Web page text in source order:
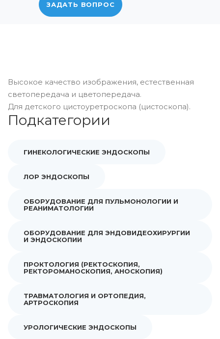
ЗАДАТЬ ВОПРОС
Высокое качество изображения, естественная
светопередача и цветопередача.
Для детского цистоуретроскопа (цистоскопа).
Подкатегории
ГИНЕКОЛОГИЧЕСКИЕ ЭНДОСКОПЫ
ЛОР ЭНДОСКОПЫ
ОБОРУДОВАНИЕ ДЛЯ ПУЛЬМОНОЛОГИИ И
РЕАНИМАТОЛОГИИ
ОБОРУДОВАНИЕ ДЛЯ ЭНДОВИДЕОХИРУРГИИ
И ЭНДОСКОПИИ
ПРОКТОЛОГИЯ (РЕКТОСКОПИЯ,
РЕКТОРОМАНОСКОПИЯ, АНОСКОПИЯ)
ТРАВМАТОЛОГИЯ И ОРТОПЕДИЯ,
АРТРОСКОПИЯ
УРОЛОГИЧЕСКИЕ ЭНДОСКОПЫ